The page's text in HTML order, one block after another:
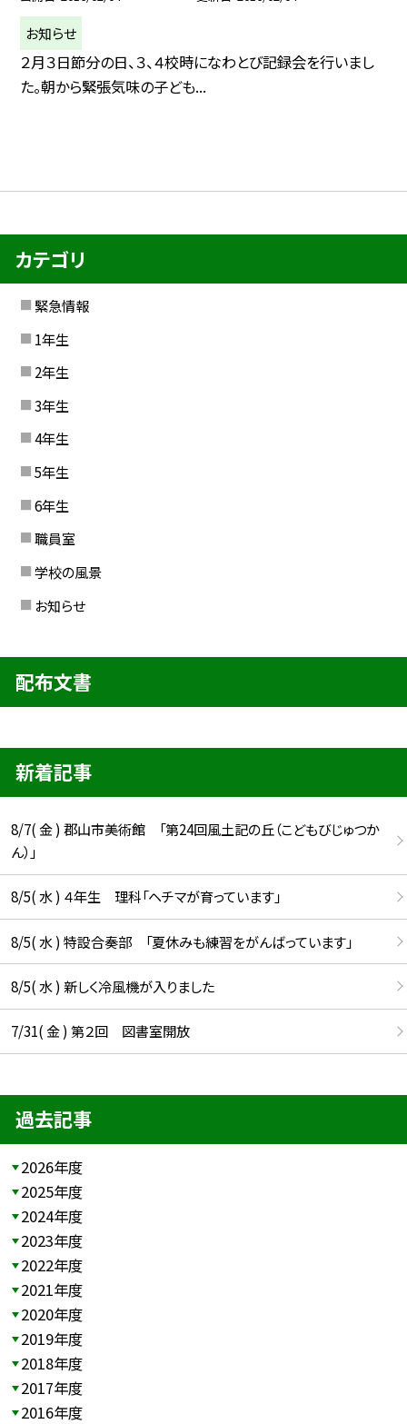
お知らせ
２月３日節分の日、３、４校時になわとび記録会を行いまし
た。朝から緊張気味の子ども...
カテゴリ
緊急情報
1年生
2年生
3年生
4年生
5年生
6年生
職員室
学校の風景
お知らせ
配布文書
新着記事
8/7( 金 ) 郡山市美術館 「第24回風土記の丘（こどもびじゅつか
ん）」
8/5( 水 ) ４年生 理科「ヘチマが育っています」
8/5( 水 ) 特設合奏部 「夏休みも練習をがんばっています」
8/5( 水 ) 新しく冷風機が入りました
7/31( 金 ) 第２回 図書室開放
過去記事
2026年度
2025年度
2024年度
2023年度
2022年度
2021年度
2020年度
2019年度
2018年度
2017年度
2016年度